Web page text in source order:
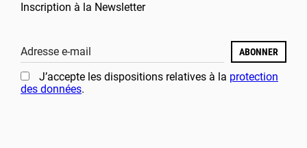
Inscription à la Newsletter
Adresse e-mail ABONNER
J’accepte les dispositions relatives à la protection
des données.